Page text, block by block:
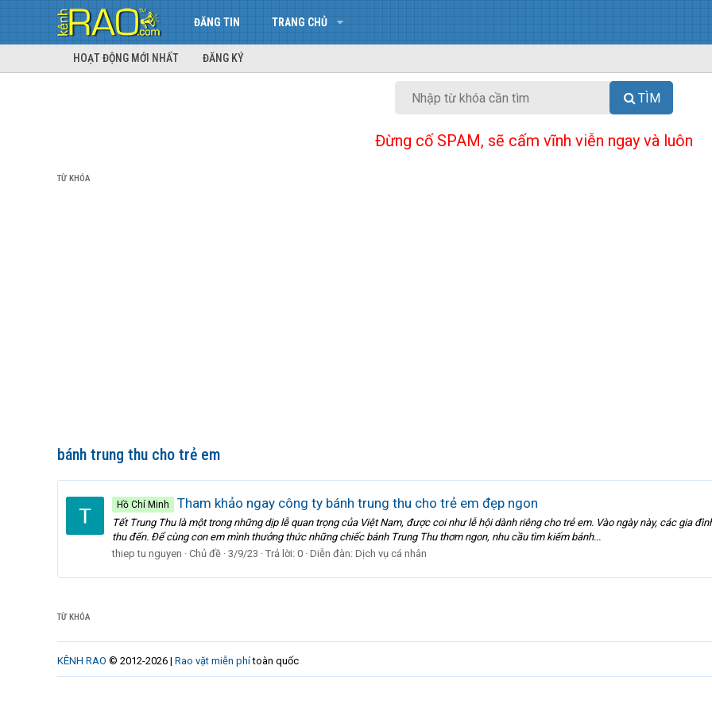
ĐĂNG TIN TRANG CHỦ
HOẠT ĐỘNG MỚI NHẤT ĐĂNG KÝ
TÌM
Đừng cố SPAM, sẽ cấm vĩnh viễn ngay và luôn
TỪ KHÓA
bánh trung thu cho trẻ em
Hồ Chí Minh Tham khảo ngay công ty bánh trung thu cho trẻ em đẹp ngon
Tết Trung Thu là một trong những dịp lễ quan trọng của Việt Nam, được coi như lễ hội dành riêng cho trẻ em. Vào ngày này, các gia
thu đến. Để cùng con em mình thưởng thức những chiếc bánh Trung Thu thơm ngon, nhu cầu tìm kiếm bánh...
thiep tu nguyen
Chủ đề 3/9/23 Trả lời: 0 Diễn đàn: Dịch vụ cá nhân
TỪ KHÓA
KÊNH RAO © 2012-2026 | Rao vặt miễn phítoàn quốc